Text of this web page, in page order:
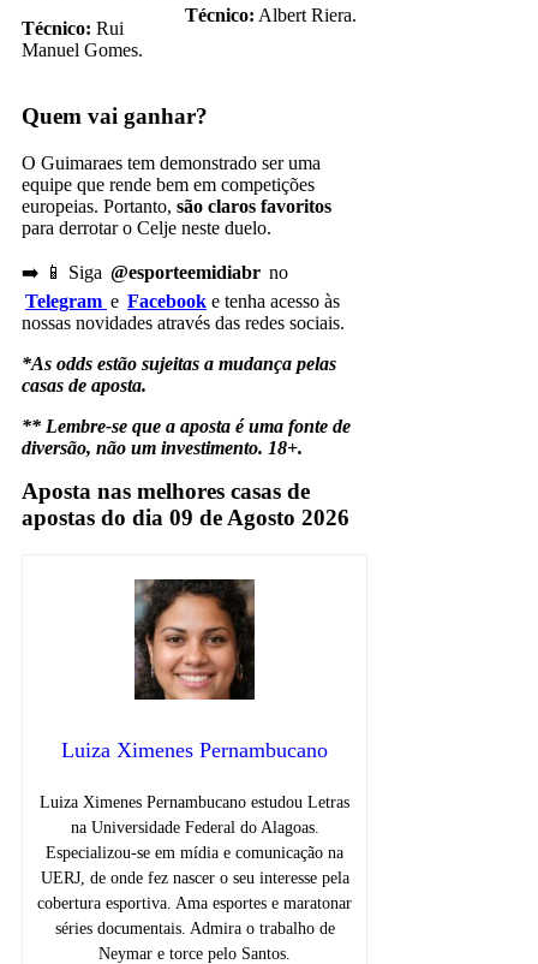
Técnico: Rui
Manuel Gomes.
Técnico: Albert Riera.
Quem vai ganhar?
O Guimaraes tem demonstrado ser uma
equipe que rende bem em competições
europeias. Portanto, são claros favoritos
para derrotar o Celje neste duelo.
➡️ 📱 Siga @esporteemidiabr no
Telegram e Facebook e tenha acesso às
nossas novidades através das redes sociais.
*As odds estão sujeitas a mudança pelas
casas de aposta.
** Lembre-se que a aposta é uma fonte de
diversão, não um investimento. 18+.
Aposta nas melhores casas de
apostas do dia 09 de Agosto 2026
Luiza Ximenes Pernambucano
Luiza Ximenes Pernambucano estudou Letras
na Universidade Federal do Alagoas.
Especializou-se em mídia e comunicação na
UERJ, de onde fez nascer o seu interesse pela
cobertura esportiva. Ama esportes e maratonar
séries documentais. Admira o trabalho de
Neymar e torce pelo Santos.